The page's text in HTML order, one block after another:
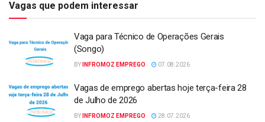
Vagas que podem interessar
Vaga para Técnico de Operações Gerais
(Songo)
BY INFROMOZ EMPREGO 07.08.2026
Vagas de emprego abertas hoje terça-feira 28
de Julho de 2026
BY INFROMOZ EMPREGO 28.07.2026